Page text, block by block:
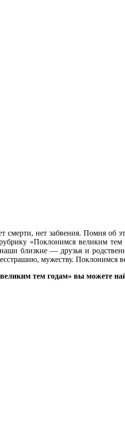
смерти, нет забвения. Помня
«Поклонимся великим
близкие — друзья и
мужеству. Поклонимся
тем годам» вы можете